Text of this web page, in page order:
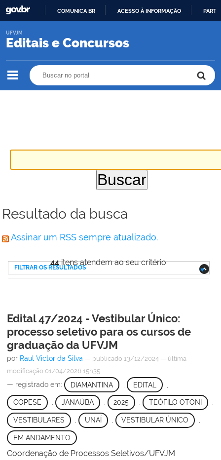
O
COMUNICA BR ACESSO À INFORMAÇÃO
Editais e Concursos
UFVJM
Resultado da busca
Assinar um RSS sempre atualizado.
44itens atendem ao seu critério.
FILTRAR OS RESULTADOS
Edital 47/2024 - Vestibular Único:
processo seletivo para os cursos de
graduação da UFVJM
por Raul Victor da Silva — publicado 13/12/2024 — última
modificação 01/04/2026 15h35
— registrado em: DIAMANTINA EDITAL
COPESE , JANAÚBA , 2025 , TEÓFILO OTONI ,
VESTIBULARES UNAÍ VESTIBULAR ÚNICO
EM ANDAMENTO
Coordenação de Processos Seletivos/UFVJM